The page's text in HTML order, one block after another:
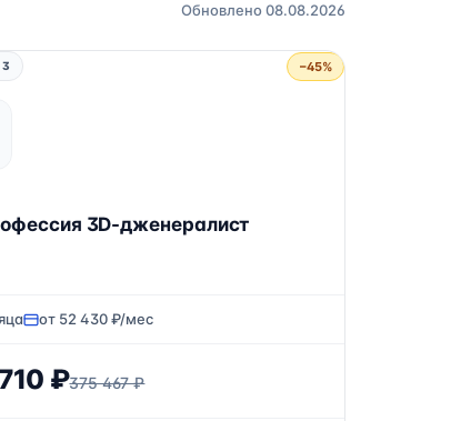
Обновлено 08.08.2026
−45%
3D-дженералист
от 52 430 ₽/мес
₽375 467 ₽